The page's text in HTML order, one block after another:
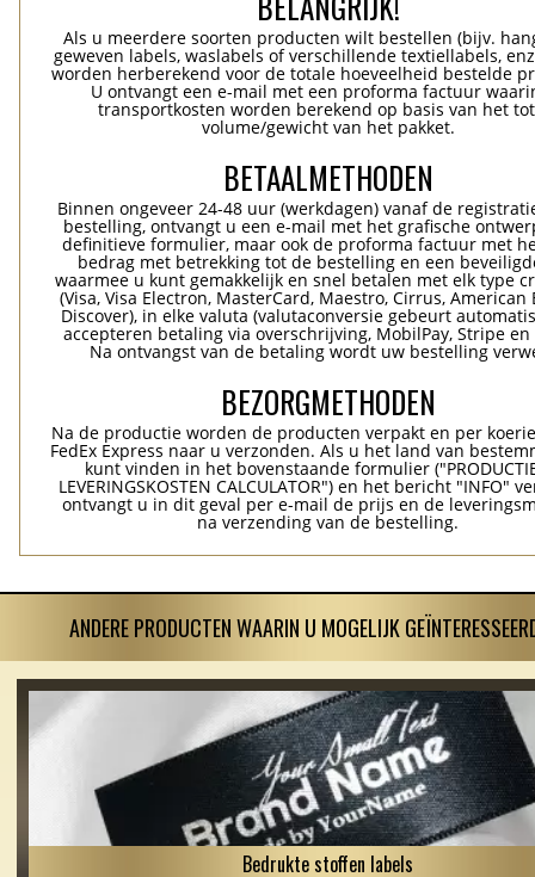
Als u meerdere soorten producten wilt bestellen (bijv.
geweven labels, waslabels of verschillende textiellabels,
worden herberekend voor de totale hoeveelheid bestelde
U ontvangt een e-mail met een proforma factuur
transportkosten worden berekend op basis van het
volume/gewicht van het pakket.
BETAALMETHODEN
Binnen ongeveer 24-48 uur (werkdagen) vanaf de
bestelling, ontvangt u een e-mail met het grafische
definitieve formulier, maar ook de proforma factuur met
bedrag met betrekking tot de bestelling en een
waarmee u kunt gemakkelijk en snel betalen met elk type
(Visa, Visa Electron, MasterCard, Maestro, Cirrus, American
Discover), in elke valuta (valutaconversie gebeurt
accepteren betaling via overschrijving, MobilPay, Stripe en
Na ontvangst van de betaling wordt uw bestelling
BEZORGMETHODEN
Na de productie worden de producten verpakt en per
FedEx Express naar u verzonden. Als u het land van
kunt vinden in het bovenstaande formulier
LEVERINGSKOSTEN CALCULATOR") en het bericht "INFO"
ontvangt u in dit geval per e-mail de prijs en de
na verzending van de bestelling.
ANDERE PRODUCTEN WAARIN U MOGELIJK
Bedrukte stoffen labels